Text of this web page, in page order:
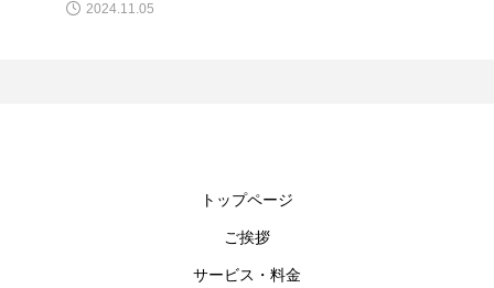
2024.11.05
トップページ
ご挨拶
サービス・料金